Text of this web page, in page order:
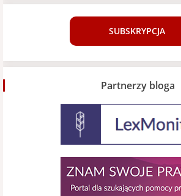
SUBSKRYPCJA
Partnerzy bloga